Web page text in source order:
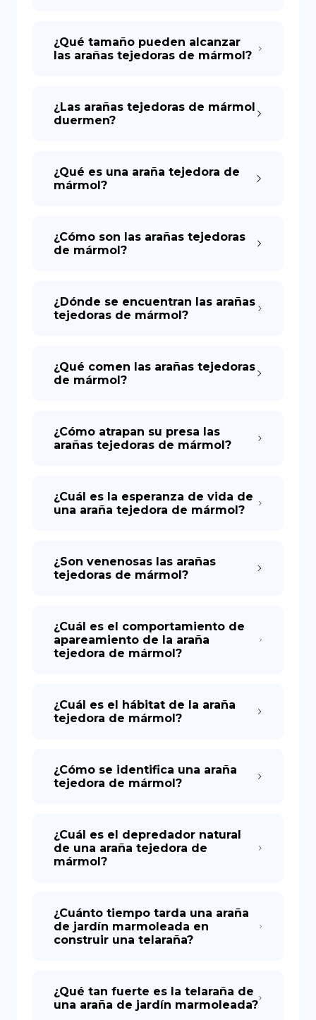
¿Qué tamaño pueden alcanzar
las arañas tejedoras de mármol?
¿Las arañas tejedoras de mármol
duermen?
¿Qué es una araña tejedora de
mármol?
¿Cómo son las arañas tejedoras
de mármol?
¿Dónde se encuentran las arañas
tejedoras de mármol?
¿Qué comen las arañas tejedoras
de mármol?
¿Cómo atrapan su presa las
arañas tejedoras de mármol?
¿Cuál es la esperanza de vida de
una araña tejedora de mármol?
¿Son venenosas las arañas
tejedoras de mármol?
¿Cuál es el comportamiento de
apareamiento de la araña
tejedora de mármol?
¿Cuál es el hábitat de la araña
tejedora de mármol?
¿Cómo se identifica una araña
tejedora de mármol?
¿Cuál es el depredador natural
de una araña tejedora de
mármol?
¿Cuánto tiempo tarda una araña
de jardín marmoleada en
construir una telaraña?
¿Qué tan fuerte es la telaraña de
una araña de jardín marmoleada?